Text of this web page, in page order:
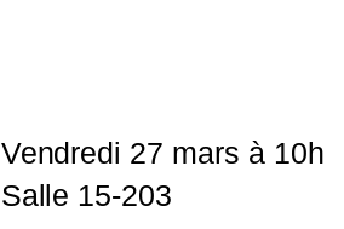
Vendredi 27 mars à 10h
Salle 15-203